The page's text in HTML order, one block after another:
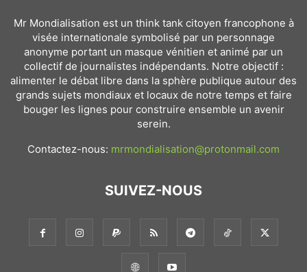
Mr Mondialisation est un think tank citoyen francophone à
visée internationale symbolisé par un personnage
anonyme portant un masque vénitien et animé par un
collectif de journalistes indépendants. Notre objectif :
alimenter le débat libre dans la sphère publique autour des
grands sujets mondiaux et locaux de notre temps et faire
bouger les lignes pour construire ensemble un avenir
serein.
Contactez-nous: mrmondialisation@protonmail.com
SUIVEZ-NOUS